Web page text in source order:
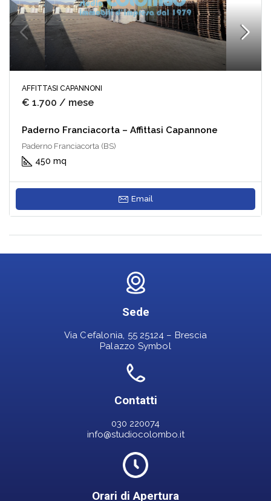
AFFITTASI CAPANNONI
€ 1.700 / mese
Paderno Franciacorta – Affittasi Capannone
Paderno Franciacorta (BS)
450 mq
Email
Sede
Via Cefalonia, 55 25124 – Brescia
Palazzo Symbol
Contatti
030 220074
info@studiocolombo.it
Orari di Apertura